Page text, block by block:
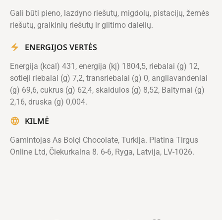
Gali būti pieno, lazdyno riešutų, migdolų, pistacijų, žemės
riešutų, graikinių riešutų ir glitimo dalelių.
ENERGIJOS VERTĖS
Energija (kcal) 431, energija (kj) 1804,5, riebalai (g) 12,
sotieji riebalai (g) 7,2, transriebalai (g) 0, angliavandeniai
(g) 69,6, cukrus (g) 62,4, skaidulos (g) 8,52, Baltymai (g)
2,16, druska (g) 0,004.
KILMĖ
Gamintojas As Bolçi Chocolate, Turkija. Platina Tirgus
Online Ltd, Čiekurkalna 8. 6-6, Ryga, Latvija, LV-1026.